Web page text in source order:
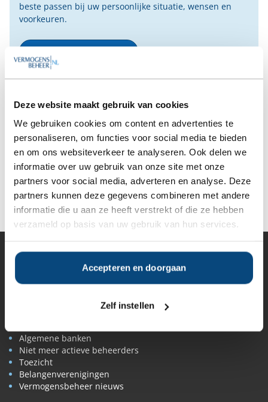
Deze website maakt gebruik van cookies
We gebruiken cookies om content en advertenties te
personaliseren, om functies voor social media te bieden
en om ons websiteverkeer te analyseren. Ook delen we
informatie over uw gebruik van onze site met onze
partners voor social media, adverteren en analyse. Deze
partners kunnen deze gegevens combineren met andere
informatie die u aan ze heeft verstrekt of die ze hebben
verzameld op basis van uw gebruik van hun services.
Accepteren en doorgaan
Zelf instellen
beste passen bij uw persoonlijke situatie, wensen en
voorkeuren.
Vanaf €1.000
Vanaf
€10.000
Vanaf
€10.000
Vanaf €1.000
Deel op Facebook
Deel op X
Deel op LinkedIn
Vermogensbeheer
Vermogensbeheerders per regio
Algemene banken
Niet meer actieve beheerders
Toezicht
Belangenverenigingen
Vermogensbeheer nieuws